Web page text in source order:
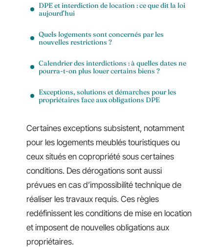
DPE et interdiction de location : ce que dit la loi
aujourd’hui
Quels logements sont concernés par les
nouvelles restrictions ?
Calendrier des interdictions : à quelles dates ne
pourra-t-on plus louer certains biens ?
Exceptions, solutions et démarches pour les
propriétaires face aux obligations DPE
Certaines exceptions subsistent, notamment
pour les logements meublés touristiques ou
ceux situés en copropriété sous certaines
conditions. Des dérogations sont aussi
prévues en cas d’impossibilité technique de
réaliser les travaux requis. Ces règles
redéfinissent les conditions de mise en location
et imposent de nouvelles obligations aux
propriétaires.